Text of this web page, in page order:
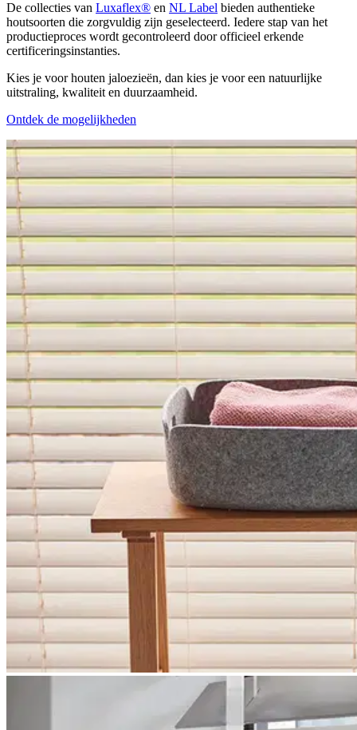
De collecties van Luxaflex® en NL Label bieden authentieke
houtsoorten die zorgvuldig zijn geselecteerd. Iedere stap van het
productieproces wordt gecontroleerd door officieel erkende
certificeringsinstanties.
Kies je voor houten jaloezieën, dan kies je voor een natuurlijke
uitstraling, kwaliteit en duurzaamheid.
Ontdek de mogelijkheden